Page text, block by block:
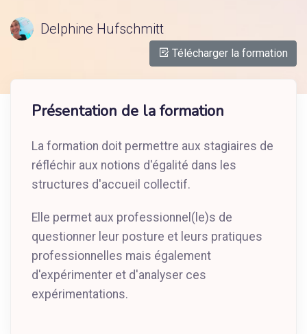
Delphine Hufschmitt
Télécharger la formation
Présentation de la formation
La formation doit permettre aux stagiaires de
réfléchir aux notions d'égalité dans les
structures d'accueil collectif.
Elle permet aux professionnel(le)s de
questionner leur posture et leurs pratiques
professionnelles mais également
d'expérimenter et d'analyser ces
expérimentations.